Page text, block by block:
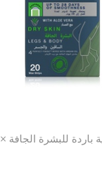
للبشرة الجافة × 20